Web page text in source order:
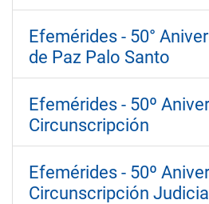
Efemérides - 50°
de Paz Palo Santo
Efemérides - 50º
Circunscripción
Efemérides - 50º
Circunscripción Judicial